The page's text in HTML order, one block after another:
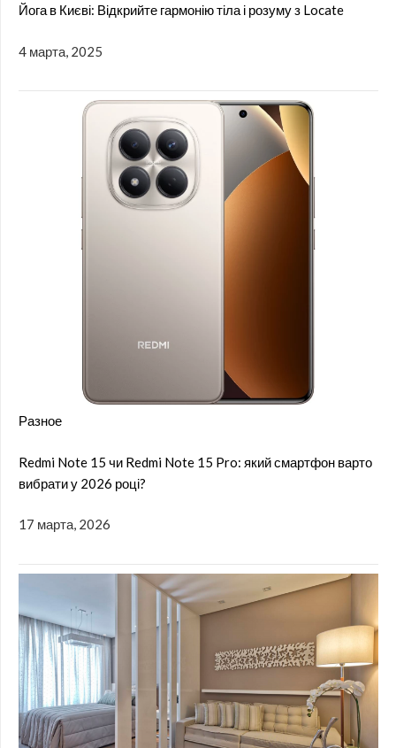
Йога в Києві: Відкрийте гармонію тіла і розуму з Locate
4 марта, 2025
Разное
Redmi Note 15 чи Redmi Note 15 Pro: який смартфон варто
вибрати у 2026 році?
17 марта, 2026